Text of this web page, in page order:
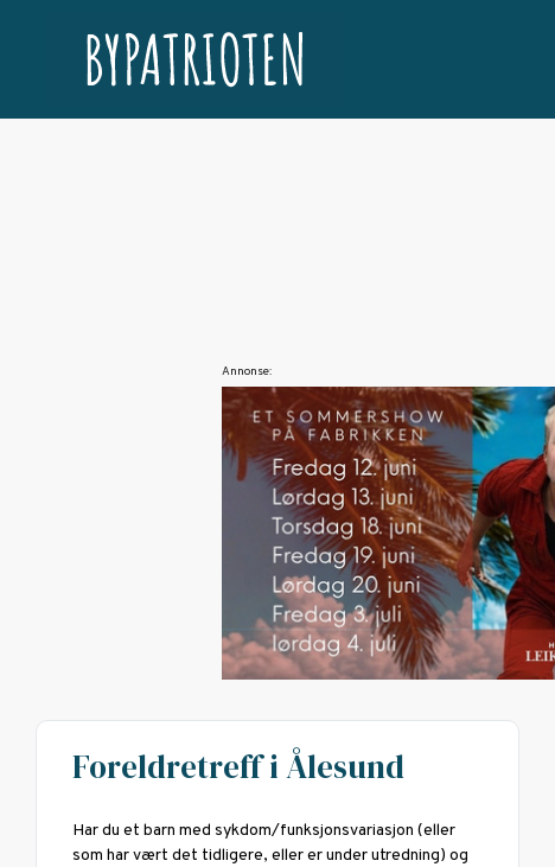
Annonse:
Foreldretreff i Ålesund
Har du et barn med sykdom/funksjonsvariasjon (eller
som har vært det tidligere, eller er under utredning) og